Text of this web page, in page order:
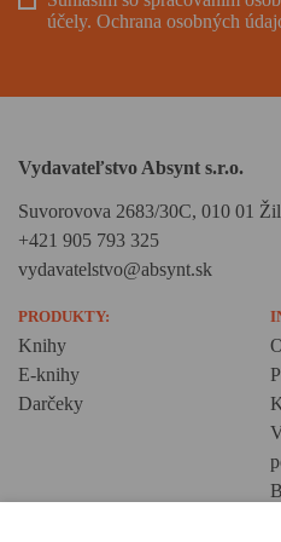
účely. Ochrana osobných
Vydavateľstvo Absynt s.r.o.
Suvorovova 2683/30C, 010 01
+421 905 793 325
vydavatelstvo@absynt.sk
PRODUKTY:
Knihy
E-knihy
Darčeky